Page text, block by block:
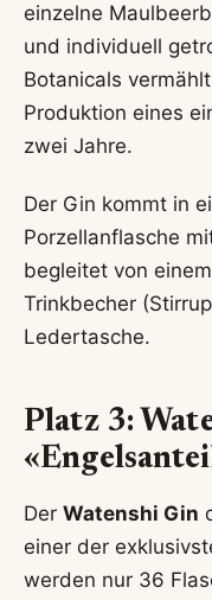
einzelne
und individuell
Botanicals
Produktion eines
zwei Jahre.
Der Gin kommt in
Porzellanflasche
begleitet von
Trinkbecher
Ledertasche.
Platz 3:
Der Watenshi Gin
einer der
werden nur 36